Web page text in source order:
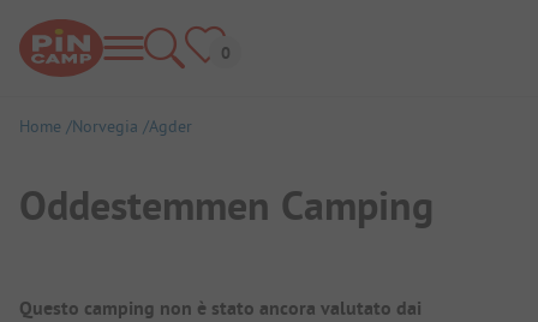
Home Norvegia Agder
Oddestemmen Camping
Panoramica del campeggio
Questo camping non è stato ancora valutato dai